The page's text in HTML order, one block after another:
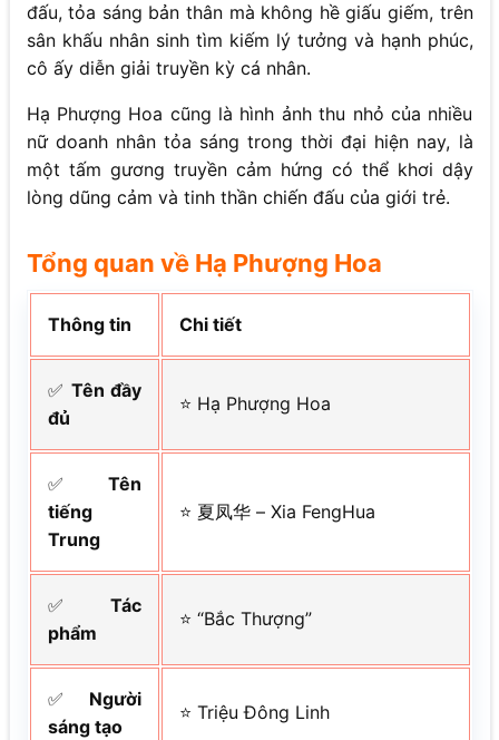
đấu, tỏa sáng bản thân mà không hề giấu giếm, trên
sân khấu nhân sinh tìm kiếm lý tưởng và hạnh phúc,
cô ấy diễn giải truyền kỳ cá nhân.
Hạ Phượng Hoa cũng là hình ảnh thu nhỏ của nhiều
nữ doanh nhân tỏa sáng trong thời đại hiện nay, là
một tấm gương truyền cảm hứng có thể khơi dậy
lòng dũng cảm và tinh thần chiến đấu của giới trẻ.
Tổng quan về Hạ Phượng Hoa
Thông tin Chi tiết
✅ Tên đầy
đủ
⭐ Hạ Phượng Hoa
✅ Tên
tiếng
Trung
⭐ 夏凤华 – Xia FengHua
✅ Tác
phẩm
⭐ “Bắc Thượng”
✅ Người
sáng tạo
⭐ Triệu Đông Linh